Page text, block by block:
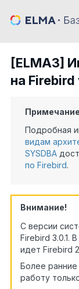
[ELMA3]
на Firebird
Примечание
Подробная
видам
SYSDBA
по Firebird.
Внимание!
С версии
Firebird 3.0.1.
идет Firebird
Более
работу